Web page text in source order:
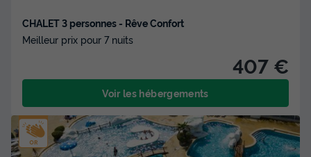
CHALET 3 personnes - Rêve Confort
Meilleur prix pour 7 nuits
407 €
Voir les hébergements